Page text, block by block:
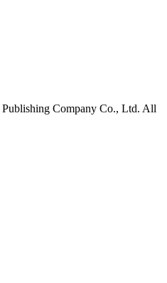
Company Co., Ltd. All